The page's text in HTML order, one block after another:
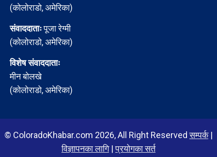
(कोलोराडो, अमेरिका)
संवाददाताःपूजा रेग्मी
(कोलोराडो, अमेरिका)
विशेष संवाददाताः
मीन बोलखे
(कोलोराडो, अमेरिका)
© ColoradoKhabar.com 2026, All Right Reservedसम्पर्क|
विज्ञापनका लागि|प्रयोगका सर्त